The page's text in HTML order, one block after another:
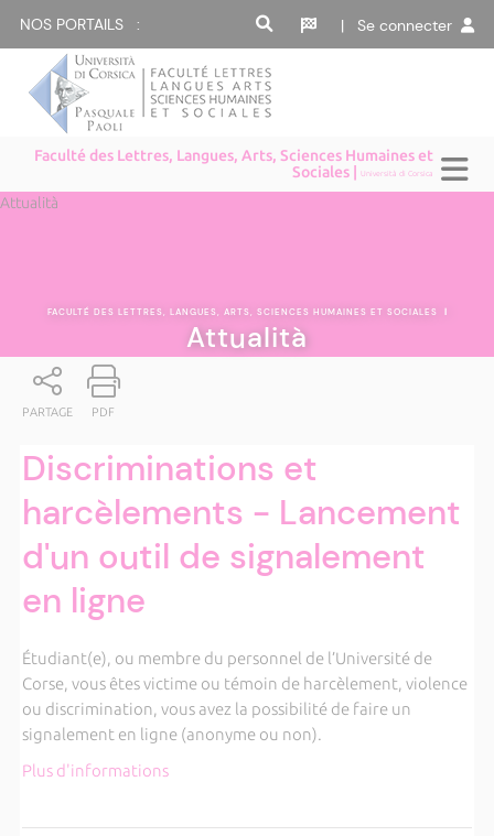
NOS PORTAILS : | Se connecter
Faculté des Lettres, Langues, Arts, Sciences Humaines et
Sociales |Università di Corsica
Attualità
FACULTÉ DES LETTRES, LANGUES, ARTS, SCIENCES HUMAINES ET SOCIALES |
Attualità
PARTAGE PDF
Discriminations et
harcèlements - Lancement
d'un outil de signalement
en ligne
Étudiant(e), ou membre du personnel de l’Université de
Corse, vous êtes victime ou témoin de harcèlement, violence
ou discrimination, vous avez la possibilité de faire un
signalement en ligne (anonyme ou non).
Plus d'informations